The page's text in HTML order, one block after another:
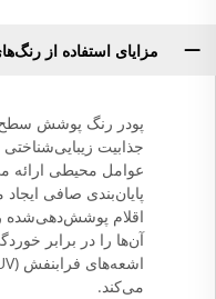
مزایای استفاده از
پودر رنگ پوشش سطح
جذابیت زیبایی‌شناختی
عوامل محیطی ارائه
پایان‌بندی صافی
اقلام پوشش‌دهی‌شده
آن‌ها را در برابر
می‌کند.